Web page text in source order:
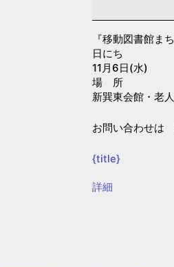
館
ま
ち
か
号
巡
【巽
『移動図書館ま
日にち
11月6日(水)
場 所
新巽東会館・老
お問い合わせ
{title}
{title}
詳細